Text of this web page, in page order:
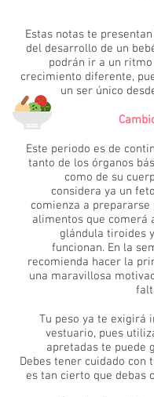
Estas notas te
del desarrollo de un
podrán ir a un
crecimiento diferente,
un ser único
Este periodo es de
tanto de los órganos
como de su
considera ya un
comienza a
alimentos que comerá
glándula tiroides
funcionan. En la
recomienda hacer la
una maravillosa
Tu peso ya te exigirá
vestuario, pues
apretadas te puede
Debes tener cuidado con
es tan cierto que debas